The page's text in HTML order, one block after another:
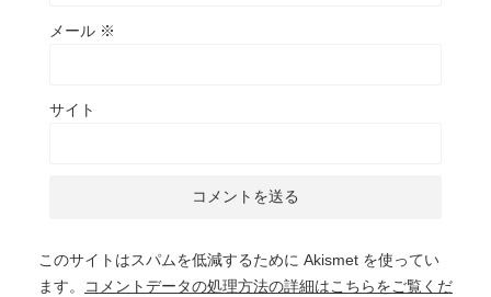
メール ※
サイト
このサイトはスパムを低減するために Akismet を使ってい
ます。
コメントデータの処理方法の詳細はこちらをご覧くだ